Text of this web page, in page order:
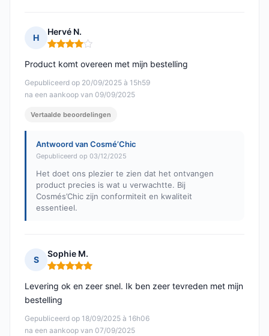
H
Hervé N.
Opmerking: 4 van 5
Gepubliceerd op 20/09/2025 à 15h59
na een aankoop van 09/09/2025
Product komt overeen met mijn bestelling
Vertaalde beoordelingen
Antwoord van Cosmé’Chic
Gepubliceerd op 03/12/2025
Het doet ons plezier te zien dat het ontvangen
product precies is wat u verwachtte. Bij
Cosmés’Chic zijn conformiteit en kwaliteit
essentieel.
S
Sophie M.
Opmerking: 5 van 5
Gepubliceerd op 18/09/2025 à 16h06
na een aankoop van 07/09/2025
Levering ok en zeer snel. Ik ben zeer tevreden met mijn
bestelling